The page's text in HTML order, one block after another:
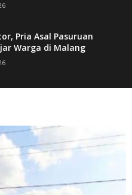
Pria Asal Pasuruan
Warga di Malang